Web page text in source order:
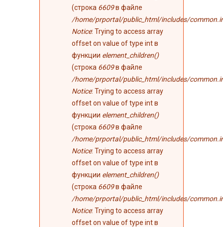
(строка 6609в файле
/home/prportal/public_html/includes/
Notice: Trying to access array
offset on value of type int в
функции element_children()
(строка 6609в файле
/home/prportal/public_html/includes/
Notice: Trying to access array
offset on value of type int в
функции element_children()
(строка 6609в файле
/home/prportal/public_html/includes/
Notice: Trying to access array
offset on value of type int в
функции element_children()
(строка 6609в файле
/home/prportal/public_html/includes/
Notice: Trying to access array
offset on value of type int в